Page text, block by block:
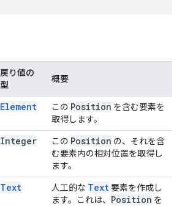
戻り値の
型
概要
Element この Position を含む要素を
取得します。
Integer この Position の、それを含
む要素内の相対位置を取得し
ます。
Text 人工的な Text 要素を作成し
ます。これは、 Position を